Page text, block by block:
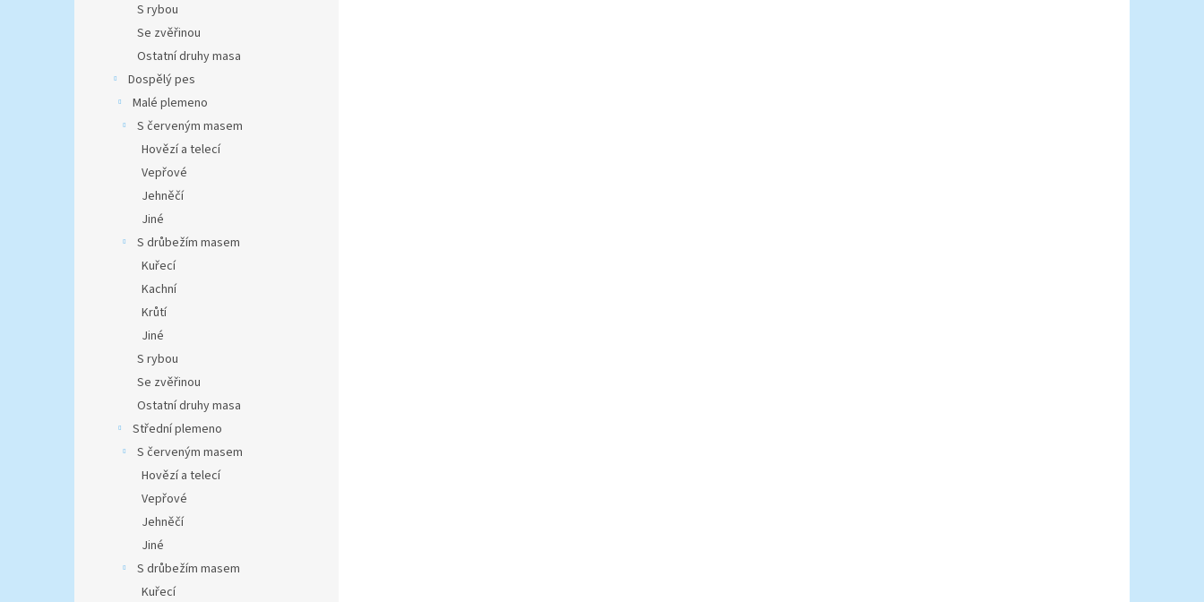
S rybou
Se zvěřinou
Ostatní druhy masa
Dospělý pes
Malé plemeno
S červeným masem
Hovězí a telecí
Vepřové
Jehněčí
Jiné
S drůbežím masem
Kuřecí
Kachní
Krůtí
Jiné
S rybou
Se zvěřinou
Ostatní druhy masa
Střední plemeno
S červeným masem
Hovězí a telecí
Vepřové
Jehněčí
Jiné
S drůbežím masem
Kuřecí